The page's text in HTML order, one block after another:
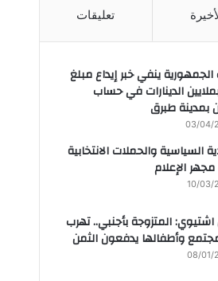
تعليقات
ينفي خبر إيداع مبلغ
الدينارات في حساب
بمدينة طبرق
03/04/
السياسية والحملات الانتخابية
الإعلام
10/03/
المتزوجة بأجنبي.. تهرب
وأطفالها يدفعون الثمن
08/01/